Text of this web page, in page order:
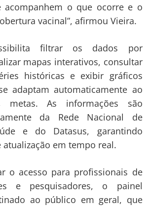
acompanhem o que ocorre e o
vacinal”, afirmou Vieira.
filtrar os dados por
mapas interativos, consultar
históricas e exibir gráficos
adaptam automaticamente ao
metas. As informações são
da Rede Nacional de
e do Datasus, garantindo
em tempo real.
o acesso para profissionais de
e pesquisadores, o painel
ao público em geral, que